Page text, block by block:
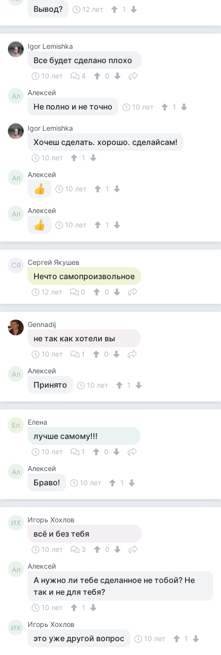
Вывод? 12 лет 1
Igor Lemishka
Все будет сделано плохо
10 лет 4 0
Ал Алексей
Не полно и не точно 10 лет 1
Igor Lemishka
Хочеш сделать. хорошо. сделайсам!
10 лет 1
Ал
Алексей
10 лет
1
Ал
Алексей
10 лет
1
СЯ Сергей Якушев
Нечто самопроизвольное
12 лет 0 0
Gennadij
не так как хотели вы
10 лет 1 0
Ал Алексей
Принято 10 лет 1
Ел Елена
лучше самому!!!
10 лет 1 0
Ал Алексей
Браво! 10 лет 1
ИХ Игорь Хохлов
всё и без тебя
10 лет 3 0
Ал Алексей
А нужно ли тебе сделанное не тобой? Не
так и не для тебя?
10 лет 1
ИХ Игорь Хохлов
это уже другой вопрос 10 лет 1